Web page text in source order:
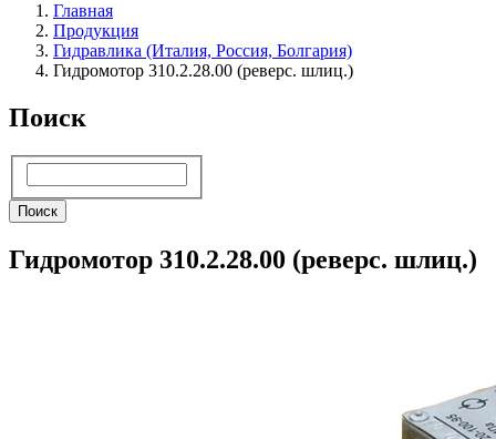
Главная
Продукция
Гидравлика (Италия, Россия, Болгария)
Гидромотор 310.2.28.00 (реверс. шлиц.)
Поиск
Поиск
Гидромотор 310.2.28.00 (реверс. шлиц.)